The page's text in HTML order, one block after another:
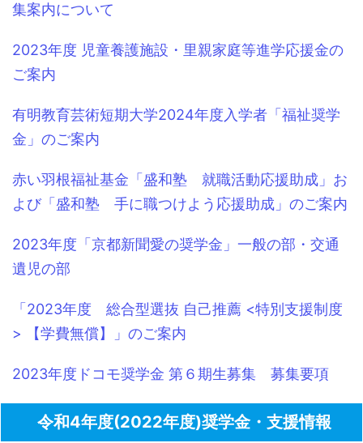
集案内について
2023年度 児童養護施設・里親家庭等進学応援金の
ご案内
有明教育芸術短期大学2024年度入学者「福祉奨学
金」のご案内
赤い羽根福祉基金「盛和塾 就職活動応援助成」お
よび「盛和塾 手に職つけよう応援助成」のご案内
2023年度「京都新聞愛の奨学金」一般の部・交通
遺児の部
「2023年度 総合型選抜 自己推薦 <特別支援制度
> 【学費無償】」のご案内
2023年度ドコモ奨学金 第６期生募集 募集要項
令和4年度(2022年度)奨学金・支援情報